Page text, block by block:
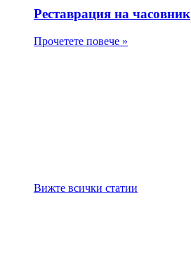
Реставрация на часовник
Прочетете повече »
Вижте всички статии